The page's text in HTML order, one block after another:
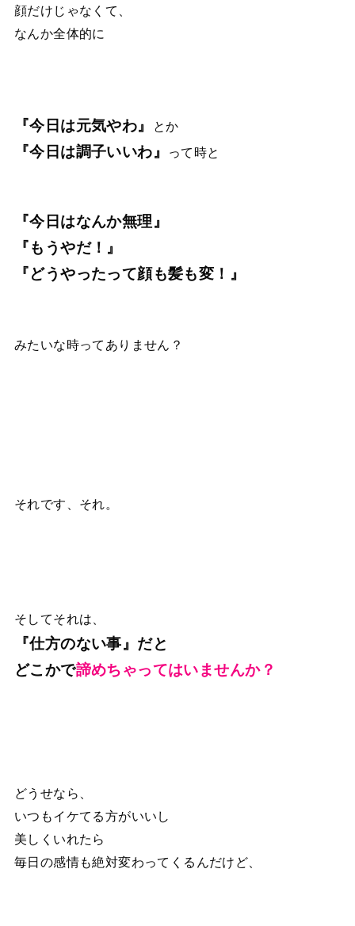
顔だけじゃなくて、
なんか全体的に
『今日は元気やわ』 とか
『今日は調子いいわ』 って時と
『今日はなんか無理』
『もうやだ！』
『どうやったって顔も髪も変！』
みたいな時ってありません？
それです、それ。
そしてそれは、
『仕方のない事』だと
どこかで諦めちゃってはいませんか？
どうせなら、
いつもイケてる方がいいし
美しくいれたら
毎日の感情も絶対変わってくるんだけど、